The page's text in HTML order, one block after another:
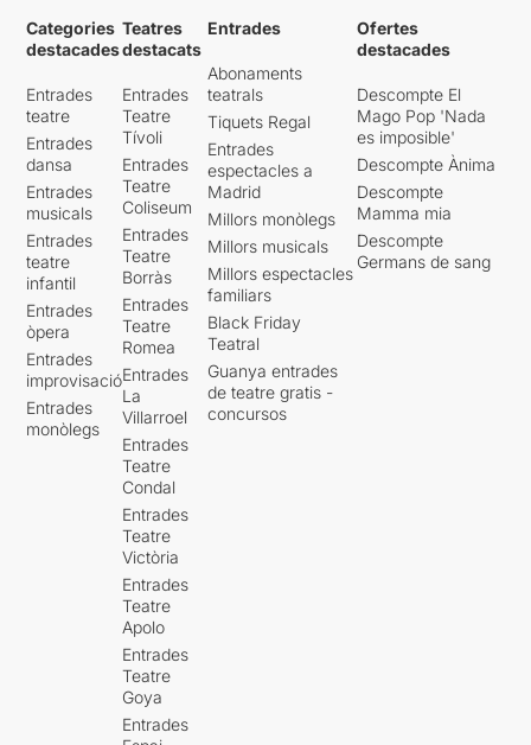
Categories
destacades
Entrades
teatre
Entrades
dansa
Entrades
musicals
Entrades
teatre
infantil
Entrades
òpera
Entrades
improvisació
Entrades
monòlegs
Teatres
destacats
Entrades
Teatre
Tívoli
Entrades
Teatre
Coliseum
Entrades
Teatre
Borràs
Entrades
Teatre
Romea
Entrades
La
Villarroel
Entrades
Teatre
Condal
Entrades
Teatre
Victòria
Entrades
Teatre
Apolo
Entrades
Teatre
Goya
Entrades
Entrades
Abonaments
teatrals
Tiquets Regal
Entrades
espectacles a
Madrid
Millors monòlegs
Millors musicals
Millors espectacles
familiars
Black Friday
Teatral
Guanya entrades
de teatre gratis -
concursos
Ofertes
destacades
Descompte El
Mago Pop 'Nada
es imposible'
Descompte Ànima
Descompte
Mamma mia
Descompte
Germans de sang